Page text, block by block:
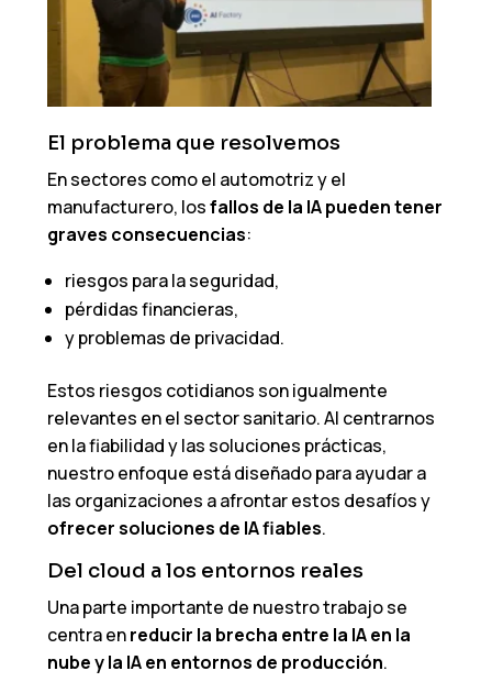
El problema que resolvemos
En sectores como el automotriz y el
manufacturero, losfallos de la IA pueden tener
graves consecuencias:
riesgos para la seguridad,
pérdidas financieras,
y problemas de privacidad.
Estos riesgos cotidianos son igualmente
relevantes en el sector sanitario. Al centrarnos
en la fiabilidad y las soluciones prácticas,
nuestro enfoque está diseñado para ayudar a
las organizaciones a afrontar estos desafíos y
ofrecer soluciones de IA fiables.
Del cloud a los entornos reales
Una parte importante de nuestro trabajo se
centra enreducir la brecha entre la IA en la
nube y la IA en entornos de producción.